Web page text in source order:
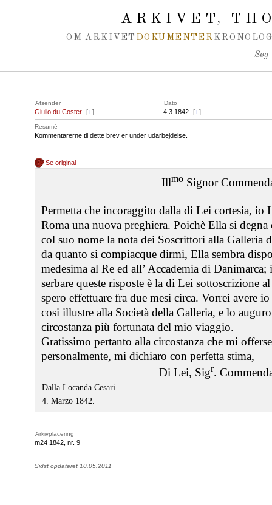
ARKIVET,
OM ARKIVET DOKUMENTER
Søg
Afsender Dato
Giulio du Coster [+] 4.3.1842 [+]
Resumé
Kommentarerne til dette brev er under udarbejdelse.
Se original
IllmoSignor
Permetta che incoraggito dalla di Lei cortesia, io
Roma una nuova preghiera. Poichè Ella si
col suo nome la nota dei Soscrittori alla Galleria
da quanto si compiacque dirmi, Ella sembra
medesima al Re ed all’ Accademia di
serbare queste risposte è la di Lei sottoscrizione
spero effettuare fra due mesi circa. Vorrei avere
cosi illustre alla Società della Galleria, e lo
circostanza più fortunata del mio viaggio.
Gratissimo pertanto alla circostanza che mi
personalmente, mi dichiaro con perfetta stima,
Di Lei, Sigr.
Dalla Locanda Cesari
4. Marzo 1842.
Arkivplacering
m24 1842, nr. 9
Sidst opdateret 10.05.2011